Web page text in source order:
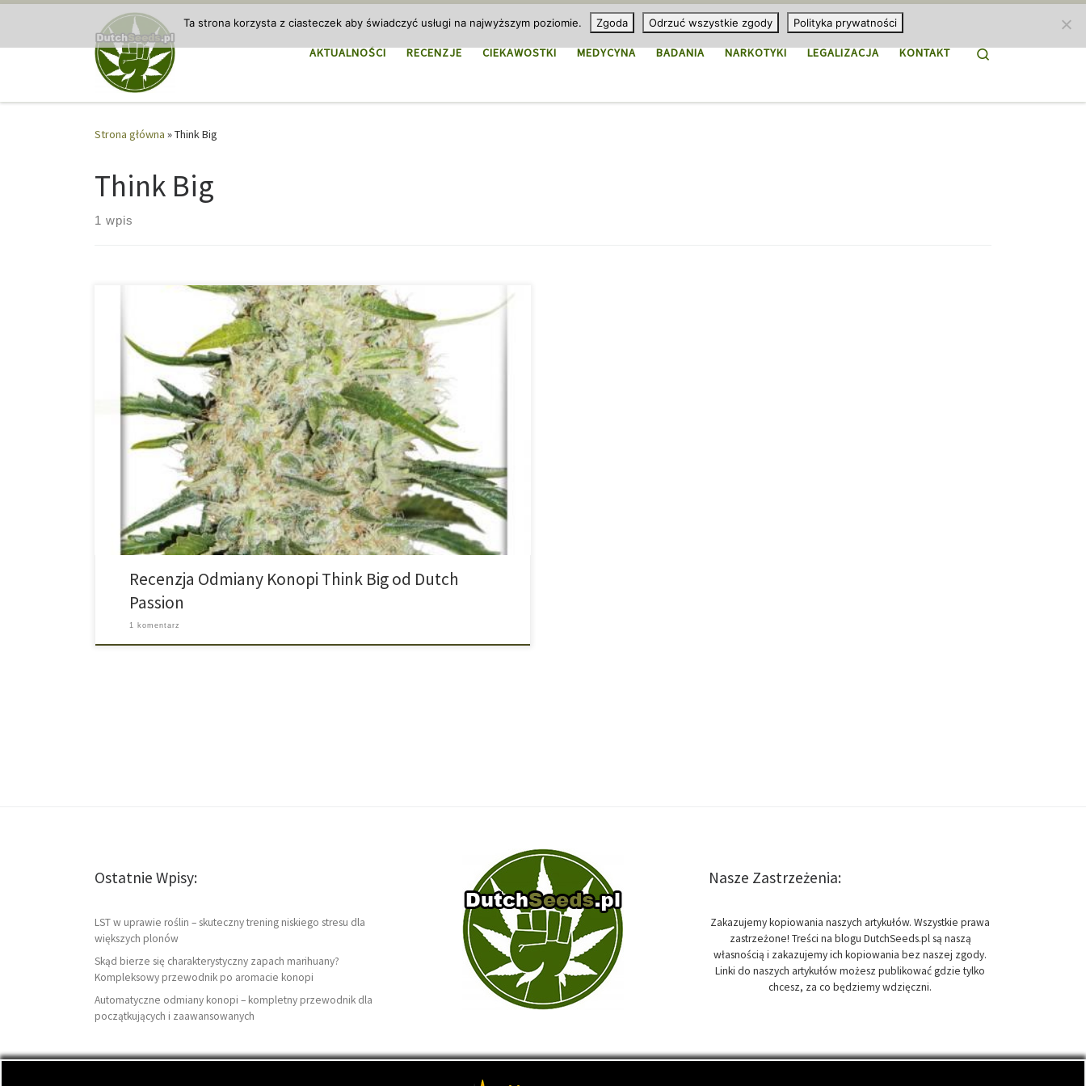
Przejdź do treści
AKTUALNOŚCI RECENZJE CIEKAWOSTKI MEDYCYNA BADANIA NARKOTYKI LEGALIZACJA KONTAKT Search
Strona główna »Think Big
Think Big
1 wpis
Think Big od Dutch Passion – Autoflower XXL dla Wymagających Think Big to
automatycznie kwitnąca odmiana stworzona na bazie genów legendarnego Think
Different. Po długiej i skrupulatnej selekcji Dutch Passion uzyskało roślinę, która
zachowała najlepsze cechy oryginału, ale dorasta do większych rozmiarów – nawet 1,5
metra wysokości – oraz potrzebuje […]
Recenzja Odmiany Konopi Think Big od Dutch
Passion
1 komentarz
Ostatnie Wpisy:
LST w uprawie roślin – skuteczny trening niskiego stresu dla
większych plonów
Skąd bierze się charakterystyczny zapach marihuany?
Kompleksowy przewodnik po aromacie konopi
Automatyczne odmiany konopi – kompletny przewodnik dla
początkujących i zaawansowanych
Nasze Zastrzeżenia:
Zakazujemy kopiowania naszych artykułów. Wszystkie prawa
zastrzeżone! Treści na blogu DutchSeeds.pl są naszą
własnością i zakazujemy ich kopiowania bez naszej zgody.
Linki do naszych artykułów możesz publikować gdzie tylko
chcesz, za co będziemy wdzięczni.
Ta strona korzysta z ciasteczek aby świadczyć usługi na najwyższym poziomie. Zgoda Odrzuć wszystkie zgody Polityka prywatności